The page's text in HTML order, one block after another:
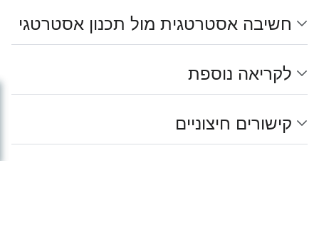
חשיבה אסטרטגית מול תכנון אסטרטגי
לקריאה נוספת
קישורים חיצוניים